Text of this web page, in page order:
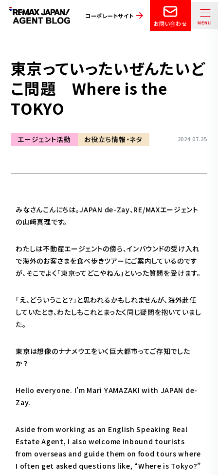
コーポレートサイト
お問い合わせ
東京っていったいぜんたいど
こ問題 Where is the
TOKYO
エージェント活動 お役立ち情報・ネタ 2024.07.25
みなさんこんにちは。JAPAN de-Zay、RE/MAXエージェント
の山﨑真理です。
わたしは不動産エージェントの傍ら、インバウンドの受け入れ
で海外のお客さまを食べ歩きツアーにご案内しているのです
が、そこでよく「東京ってどこやねん」といった質問を受けます。
「え、どういうこと？」と思われるかもしれませんが、海外赴任
していたとき、わたしもこれとまったく同じ疑問を抱いていまし
た。
東京は想像のナナメウエをいく巨大都市ってご存知でした
か？
Hello everyone. I’m Mari YAMAZAKI with JAPAN de-
Zay.
Aside from working as an English Speaking Real
Estate Agent, I also welcome inbound tourists
from overseas and guide them on food tours where
I often get asked questions like, “Where is Tokyo?”